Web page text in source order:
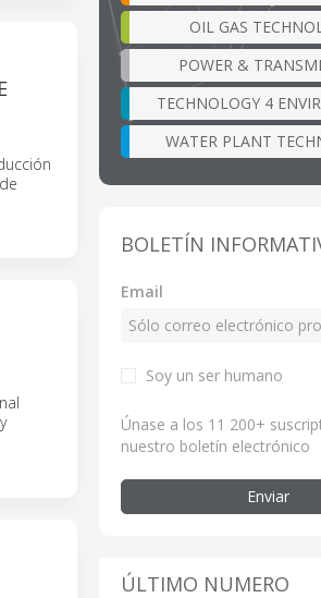
OIL GAS
POWER &
TECHNOLOGY 4
WATER PLANT
BOLETÍN
Email
Soy un ser humano
Únase a los 11 200+
nuestro boletín electrónico
Enviar
ÚLTIMO NUMERO